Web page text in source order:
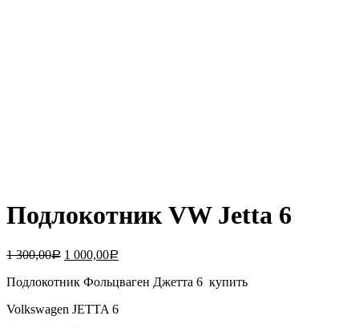
Подлокотник VW Jetta 6
1 300,00Р 1 000,00Р
Подлокотник Фольцваген Джетта 6 купить
Volkswagen JETTA 6